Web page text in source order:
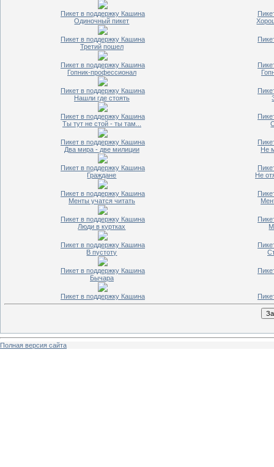
Пикет в поддержку Кашина
Одиночный пикет
Пикет в поддержку Кашина
Третий пошел
Пикет в поддержку Кашина
Гопник-профессионал
Пикет в поддержку Кашина
Нашли где стоять
Пикет в поддержку Кашина
Ты тут не стой - ты там...
Пикет в поддержку Кашина
Два мира - две милиции
Пикет в поддержку Кашина
Не
Граждане
Пикет в поддержку Кашина
Не
Менты учатся читать
Пикет в поддержку Кашина
Люди в куртках
Пикет в поддержку Кашина
В пустоту
Пикет в поддержку Кашина
Бычара
Пикет в поддержку Кашина
Полная версия сайта